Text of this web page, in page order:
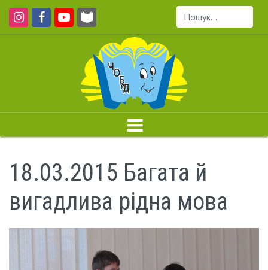
Пошук...
18.03.2015 Багата й
вигадлива рідна мова